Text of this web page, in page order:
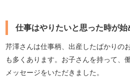
仕事はやりたいと思った時が始
芹澤さんは仕事柄、出産したばかりの
も多くあります。お子さんを持って、
メッセージをいただきました。